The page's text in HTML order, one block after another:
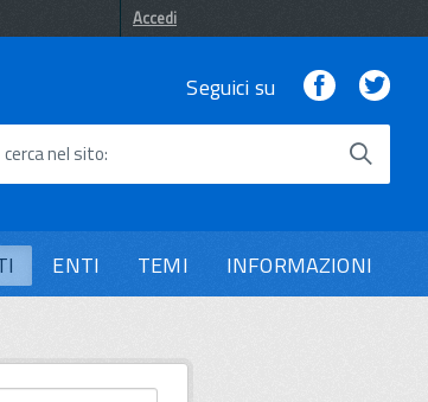
Accedi
Seguici su Facebook
cerca nel sito
ENTI TEMI INFORMAZIONI